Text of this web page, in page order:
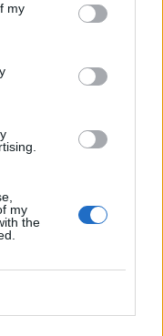
my
my
the
elképesztő
orosz
juttatott el
bankokban zárolt